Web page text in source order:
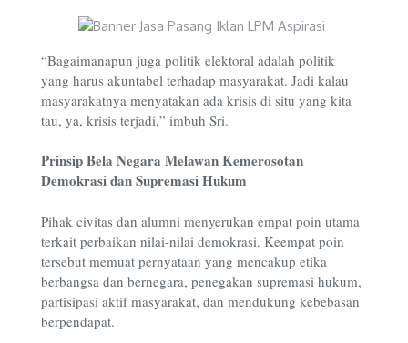
“Bagaimanapun juga politik elektoral adalah politik
yang harus akuntabel terhadap masyarakat. Jadi kalau
masyarakatnya menyatakan ada krisis di situ yang kita
tau, ya, krisis terjadi,” imbuh Sri.
Prinsip Bela Negara Melawan Kemerosotan
Demokrasi dan Supremasi Hukum
Pihak civitas dan alumni menyerukan empat poin utama
terkait perbaikan nilai-nilai demokrasi. Keempat poin
tersebut memuat pernyataan yang mencakup etika
berbangsa dan bernegara, penegakan supremasi hukum,
partisipasi aktif masyarakat, dan mendukung kebebasan
berpendapat.